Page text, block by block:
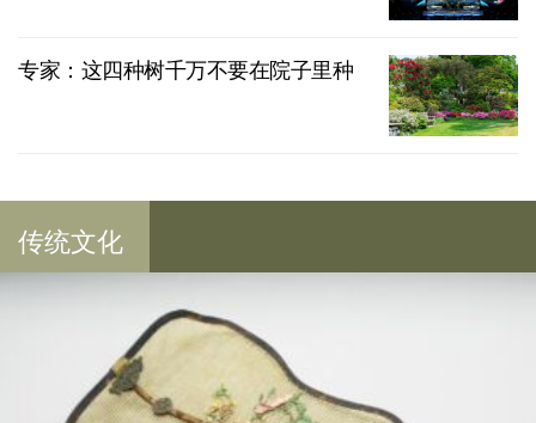
专家：这四种树千万不要在院子里种
传统文化